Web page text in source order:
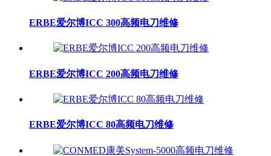
ERBE爱尔博ICC 300高频电刀维修
ERBE爱尔博ICC 200高频电刀维修
ERBE爱尔博ICC 80高频电刀维修